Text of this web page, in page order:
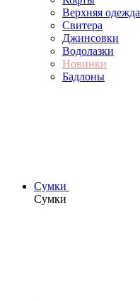
Верхняя одежда
Свитера
Джинсовки
Водолазки
Новинки
Бадлоны
Сумки
Сумки